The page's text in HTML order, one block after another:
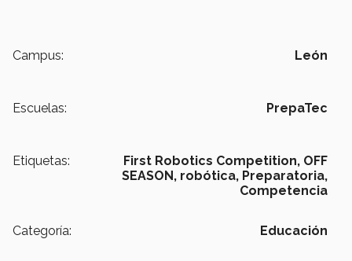
Campus: León
Escuelas: PrepaTec
Etiquetas: First Robotics Competition, OFF
SEASON, robótica, Preparatoria,
Competencia
Categoría: Educación